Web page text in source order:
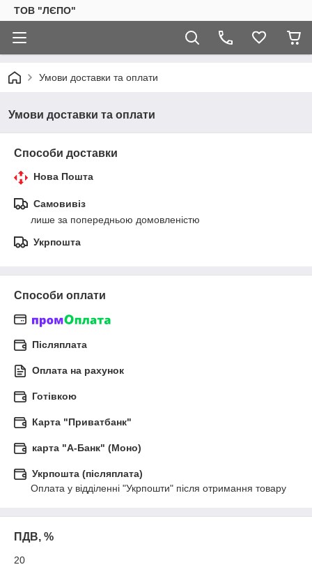
ТОВ "ЛЄПО"
Умови доставки та оплати
Умови доставки та оплати
Способи доставки
Нова Пошта
Самовивіз
лише за попередньою домовленістю
Укрпошта
Способи оплати
Післяплата
Оплата на рахунок
Готівкою
Карта "Приватбанк"
карта "А-Банк" (Моно)
Укрпошта (післяплата)
Оплата у відділенні "Укрпошти" після отримання товару
ПДВ, %
20